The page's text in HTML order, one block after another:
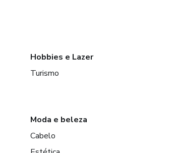
Hobbies e Lazer
Turismo
Moda e beleza
Cabelo